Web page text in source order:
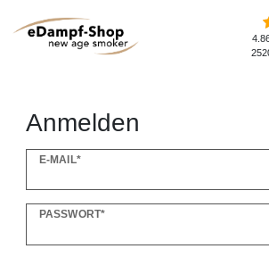
Anmelden
E-MAIL*
PASSWORT*